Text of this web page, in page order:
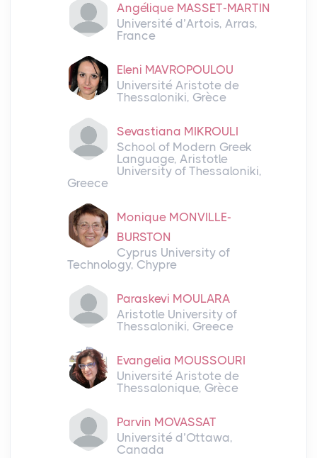
Angélique MASSET-MARTIN
Université d’Artois, Arras,
France
Eleni MAVROPOULOU
Université Aristote de
Thessaloniki, Grèce
Sevastiana MIKROULI
School of Modern Greek
Language, Aristotle
University of Thessaloniki,
Greece
Monique MONVILLE-
BURSTON
Cyprus University of
Technology, Chypre
Paraskevi MOULARA
Aristotle University of
Thessaloniki, Greece
Evangelia MOUSSOURI
Université Aristote de
Thessalonique, Grèce
Parvin MOVASSAT
Université d’Ottawa,
Canada